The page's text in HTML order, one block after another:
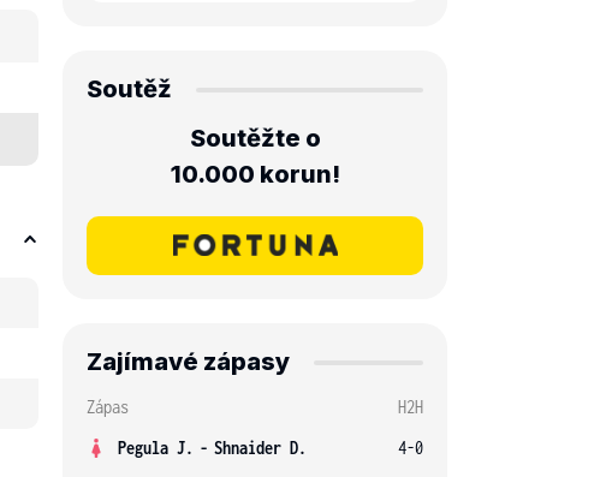
Soutěž
Soutěžte o
10.000 korun!
Zajímavé zápasy
Zápas
H2H
Pegula J. - Shnaider D.
4-0